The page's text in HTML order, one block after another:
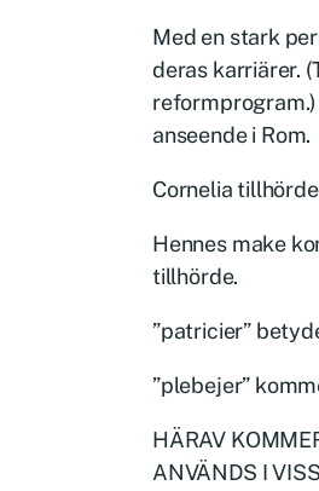
Med en stark
deras karriärer.
anseende i Rom.
Cornelia
Hennes make
tillhörde.
”patricier”
”plebejer”
HÄRAV
ANVÄNDS I